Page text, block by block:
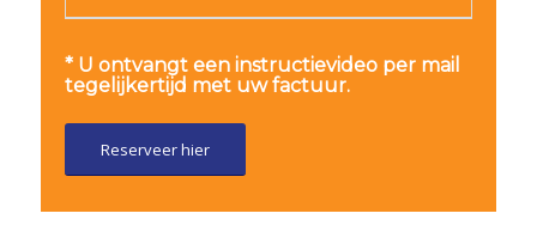
* U ontvangt een instructievideo per mail
tegelijkertijd met uw factuur.
Reserveer hier